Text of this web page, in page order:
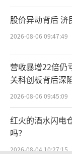
作为靠
虽然有一批
衡。分地区
8亿元，同比
半。华中和
8%、19.6%
地区则是
向于华东地
股价异动背后
2026-08-06 09:47:49
营收暴增22倍仍
关科创板背后深
困局
2026-08-06 09:45:09
红火的酒水闪
吗？
2026-08-04 10:27:15